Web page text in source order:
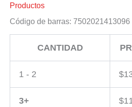
Productos
Código de barras: 7502021413096
CANTIDAD
1 - 2 $
3+ $